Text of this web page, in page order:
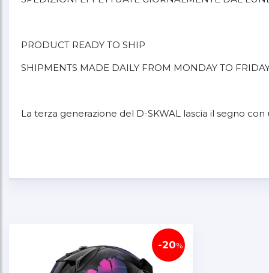
PRODUCT READY TO SHIP
SHIPMENTS MADE DAILY FROM MONDAY TO
La terza generazione del D-SKWAL lascia il segno
IMPACT LEXAN™ è abbinata a rivestimenti in EPS
resistenza, dotato di Pinlock® 70, è dotato di un
-20%